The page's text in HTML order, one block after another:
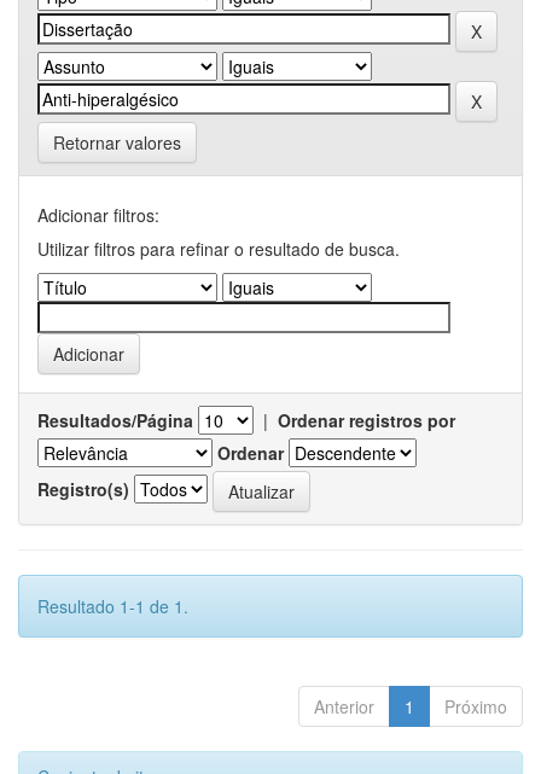
Retornar valores
Adicionar filtros:
Utilizar filtros para refinar o resultado de busca.
Resultados/Página | Ordenar registros por
Ordenar
Registro(s)
Resultado 1-1 de 1.
Anterior 1 Próximo